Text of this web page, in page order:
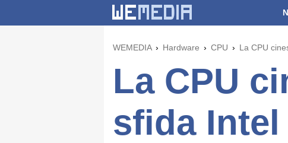
WEMEDIA Hardware CPU La CPU
La CPU
sfida Intel